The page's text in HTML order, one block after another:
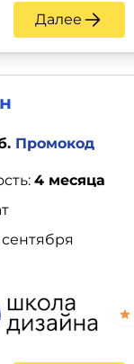
Далее
Промокод
4 месяца